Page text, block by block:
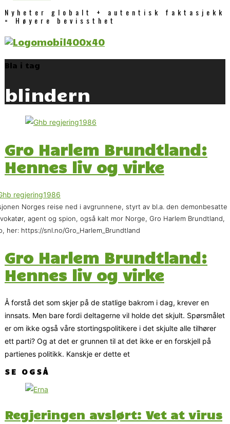
Nyheter globalt + autentisk faktasjekk
= Høyere bevissthet
Bla i tag
blindern
Gro Harlem Brundtland:
Hennes liv og virke
Norges reise ned i avgrunnene, styrt av bl.a. den demonbesatte
agent og spion, også kalt mor Norge, Gro Harlem Brundtland,
her: https://snl.no/Gro_Harlem_Brundtland
Gro Harlem Brundtland:
Hennes liv og virke
Å forstå det som skjer på de statlige bakrom i dag, krever en
innsats. Men bare fordi deltagerne vil holde det skjult. Spørsmålet
er om ikke også våre stortingspolitikere i det skjulte alle tilhører
ett parti? Og at det er grunnen til at det ikke er en forskjell på
partienes politikk. Kanskje er dette et
SE OGSÅ
Regjeringen avslørt: Vet at virus